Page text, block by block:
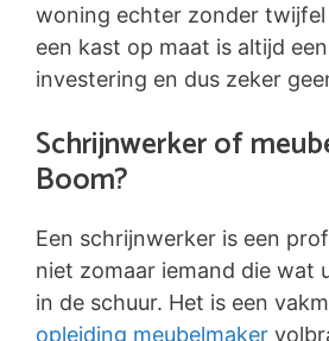
woning echter zonder
een kast op maat is altijd
investering en dus zeker
Schrijnwerker of
Boom?
Een schrijnwerker is een
niet zomaar iemand die wat
in de schuur. Het is een
opleiding meubelmaker